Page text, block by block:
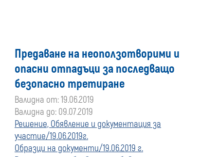
поръчки,
стартирани
преди
01
януари
Предаване на неоползотворими и
опасни отпадъци за последващо
безопасно третиране
Валидна от: 19.06.2019
Валидна до: 09.07.2019
Решение, Обявление и документация за
участие/19.06.2019г.
Образци на документи/19.06.2019 г.